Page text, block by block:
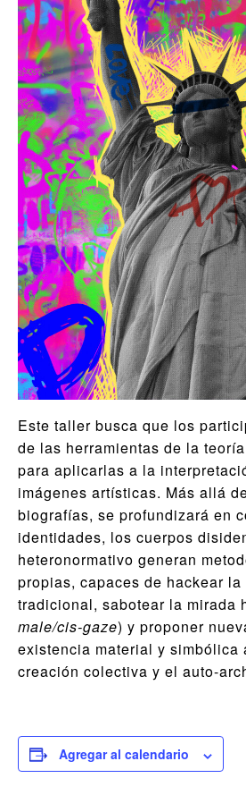
Este taller busca que los
de las herramientas de la
para aplicarlas a la
imágenes artísticas. Más allá
biografías, se profundizará en
identidades, los cuerpos
heteronormativo generan
propias, capaces de hackear
tradicional, sabotear la mirada
male/cis-gaze) y proponer
existencia material y simbólica
creación colectiva y el auto-
Agregar al calendario